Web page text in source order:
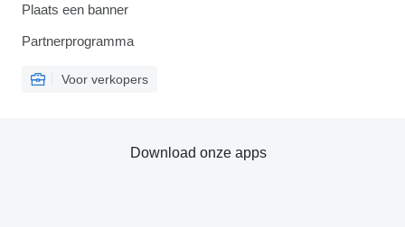
Plaats een banner
Partnerprogramma
Voor verkopers
Download onze apps